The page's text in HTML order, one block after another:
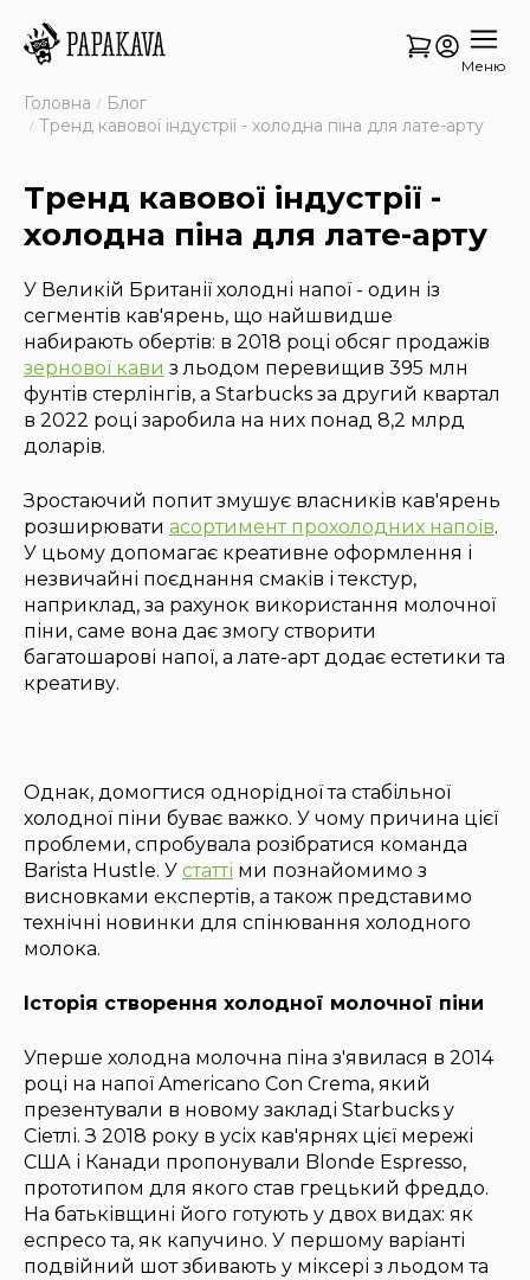
Меню
Головна
Блог
Тренд кавової індустрії - холодна піна для лате-арту
Тренд кавової індустрії -
холодна піна для лате-арту
У Великій Британії холодні напої - один із
сегментів кав'ярень, що найшвидше
набирають обертів: в 2018 році обсяг продажів
зернової кави з льодом перевищив 395 млн
фунтів стерлінгів, а Starbucks за другий квартал
в 2022 році заробила на них понад 8,2 млрд
доларів.
Зростаючий попит змушує власників кав'ярень
розширювати асортимент прохолодних напоїв.
У цьому допомагає креативне оформлення і
незвичайні поєднання смаків і текстур,
наприклад, за рахунок використання молочної
піни, саме вона дає змогу створити
багатошарові напої, а лате-арт додає естетики та
креативу.
Однак, домогтися однорідної та стабільної
холодної піни буває важко. У чому причина цієї
проблеми, спробувала розібратися команда
Barista Hustle. У статті ми познайомимо з
висновками експертів, а також представимо
технічні новинки для спінювання холодного
молока.
Історія створення холодної молочної піни
Уперше холодна молочна піна з'явилася в 2014
році на напої Americano Con Crema, який
презентували в новому закладі Starbucks у
Сіетлі. З 2018 року в усіх кав'ярнях цієї мережі
США і Канади пропонували Blonde Espresso,
прототипом для якого став грецький фреддо.
На батьківщині його готують у двох видах: як
еспресо та, як капучино. У першому варіанті
подвійний шот збивають у міксері з льодом та